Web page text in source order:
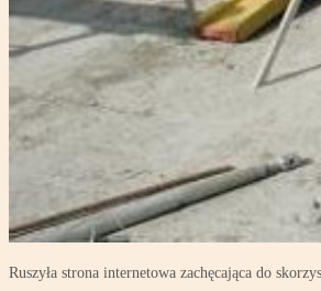
Ruszyła strona internetowa zachęcająca do